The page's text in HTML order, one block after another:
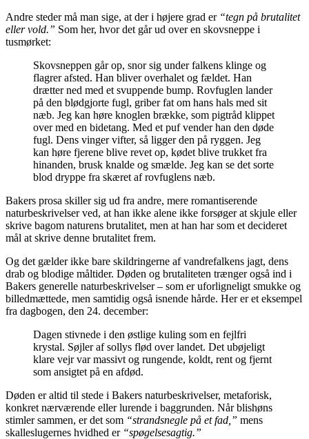
Andre steder må man sige, at der i højere grad er “tegn på brutalitet
eller vold.” Som her, hvor det går ud over en skovsneppe i
tusmørket:
Skovsneppen går op, snor sig under falkens klinge og
flagrer afsted. Han bliver overhalet og fældet. Han
drætter ned med et svuppende bump. Rovfuglen lander
på den blødgjorte fugl, griber fat om hans hals med sit
næb. Jeg kan høre knoglen brække, som pigtråd klippet
over med en bidetang. Med et puf vender han den døde
fugl. Dens vinger vifter, så ligger den på ryggen. Jeg
kan høre fjerene blive revet op, kødet blive trukket fra
hinanden, brusk knalde og smælde. Jeg kan se det sorte
blod dryppe fra skæret af rovfuglens næb.
Bakers prosa skiller sig ud fra andre, mere romantiserende
naturbeskrivelser ved, at han ikke alene ikke forsøger at skjule eller
skrive bagom naturens brutalitet, men at han har som et decideret
mål at skrive denne brutalitet frem.
Og det gælder ikke bare skildringerne af vandrefalkens jagt, dens
drab og blodige måltider. Døden og brutaliteten trænger også ind i
Bakers generelle naturbeskrivelser – som er uforligneligt smukke og
billedmættede, men samtidig også isnende hårde. Her er et eksempel
fra dagbogen, den 24. december:
Dagen stivnede i den østlige kuling som en fejlfri
krystal. Søjler af sollys flød over landet. Det ubøjeligt
klare vejr var massivt og rungende, koldt, rent og fjernt
som ansigtet på en afdød.
Døden er altid til stede i Bakers naturbeskrivelser, metaforisk,
konkret nærværende eller lurende i baggrunden. Når blishøns
stimler sammen, er det som “strandsnegle på et fad,” mens
skalleslugernes hvidhed er “spøgelsesagtig.”